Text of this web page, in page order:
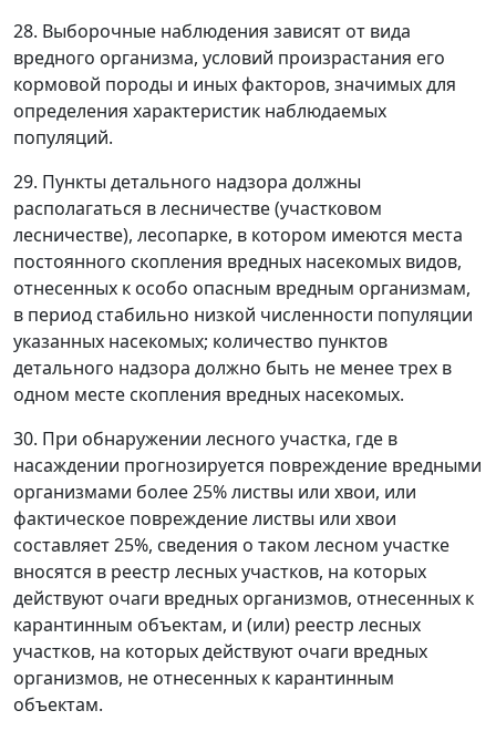
28. Выборочные наблюдения зависят от вида
вредного организма, условий произрастания его
кормовой породы и иных факторов, значимых для
определения характеристик наблюдаемых
популяций.
29. Пункты детального надзора должны
располагаться в лесничестве (участковом
лесничестве), лесопарке, в котором имеются места
постоянного скопления вредных насекомых видов,
отнесенных к особо опасным вредным организмам,
в период стабильно низкой численности популяции
указанных насекомых; количество пунктов
детального надзора должно быть не менее трех в
одном месте скопления вредных насекомых.
30. При обнаружении лесного участка, где в
насаждении прогнозируется повреждение вредными
организмами более 25% листвы или хвои, или
фактическое повреждение листвы или хвои
составляет 25%, сведения о таком лесном участке
вносятся в реестр лесных участков, на которых
действуют очаги вредных организмов, отнесенных к
карантинным объектам, и (или) реестр лесных
участков, на которых действуют очаги вредных
организмов, не отнесенных к карантинным
объектам.